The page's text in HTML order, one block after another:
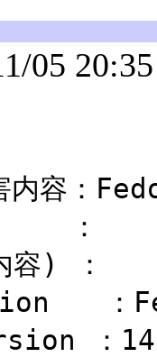
05 20:35
内容：
：
) ：
：
：14